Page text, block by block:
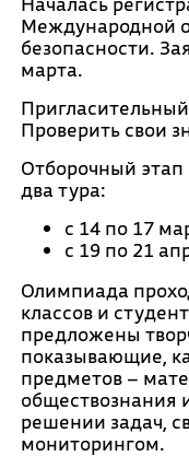
Международной
безопасности.
марта.
Проверить свои
Отборочный
два тура:
с 14 по 17
с 19 по 21
Олимпиада
классов и
предложены
показывающие,
предметов –
обществознания
решении задач,
мониторингом.